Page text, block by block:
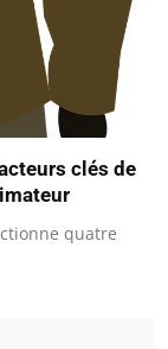
clés de
quatre